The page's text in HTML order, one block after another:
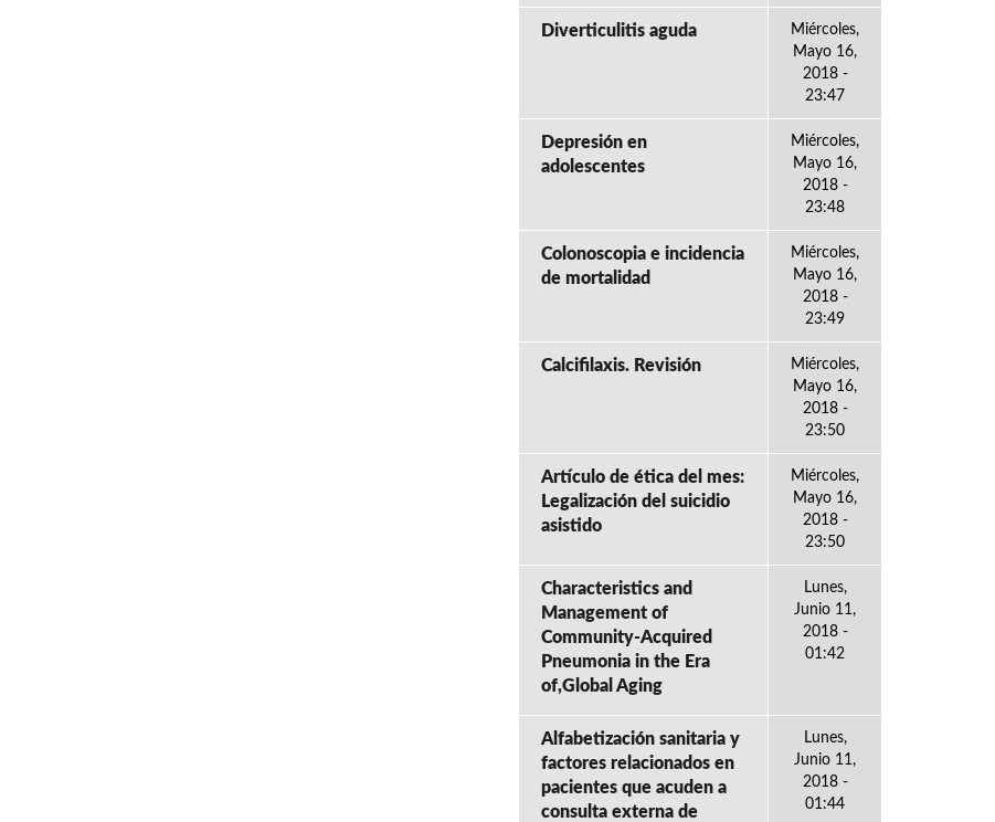
Diverticulitis aguda
Miércoles,
Mayo 16,
2018 -
23:47
Depresión en
adolescentes
Miércoles,
Mayo 16,
2018 -
23:48
Colonoscopia e incidencia
de mortalidad
Miércoles,
Mayo 16,
2018 -
23:49
Calcifilaxis. Revisión
Miércoles,
Mayo 16,
2018 -
23:50
Artículo de ética del mes:
Legalización del suicidio
asistido
Miércoles,
Mayo 16,
2018 -
23:50
Characteristics and
Management of
Community-Acquired
Pneumonia in the Era
of,Global Aging
Lunes,
Junio 11,
2018 -
01:42
Alfabetización sanitaria y
factores relacionados en
pacientes que acuden a
consulta externa de
Lunes,
Junio 11,
2018 -
01:44